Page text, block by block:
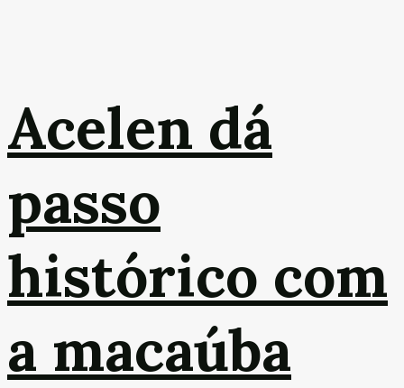
Acelen dá
passo
histórico com
a macaúba